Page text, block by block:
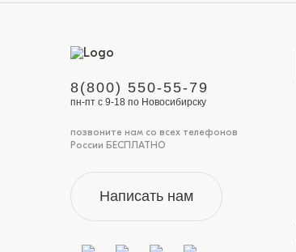
8(800) 550-55-79
пн-пт с 9-18 по Новосибирску
позвоните нам со всех телефонов
России БЕСПЛАТНО
Написать нам